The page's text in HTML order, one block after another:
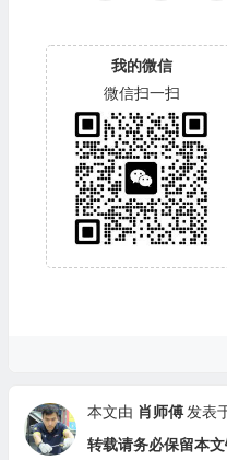
我的微信
微信扫一扫
本文由 肖师傅 发表
转载请务必保留本文